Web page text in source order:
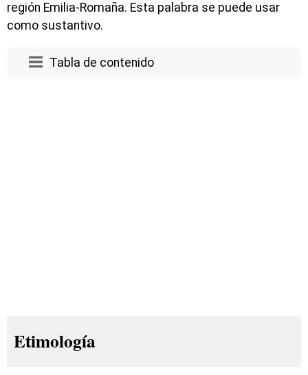
región Emilia-Romaña. Esta palabra se puede usar
como sustantivo.
Tabla de contenido
Etimología